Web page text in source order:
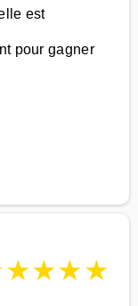
est
pour gagner
★★★★